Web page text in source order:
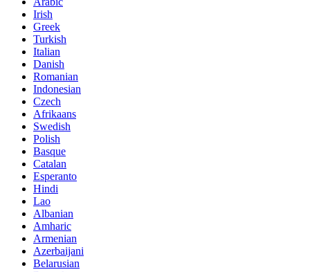
Irish
Greek
Turkish
Italian
Danish
Romanian
Indonesian
Czech
Afrikaans
Swedish
Polish
Basque
Catalan
Esperanto
Hindi
Lao
Albanian
Amharic
Armenian
Azerbaijani
Belarusian